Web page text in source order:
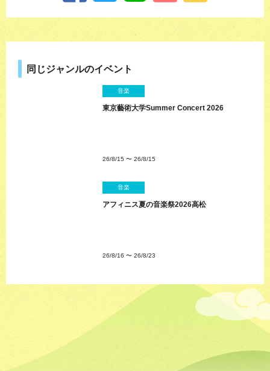
同じジャンルのイベント
音楽
東京藝術大学Summer Concert 2026
26/8/15 〜 26/8/15
音楽
アフィニス夏の音楽祭2026高松
26/8/16 〜 26/8/23